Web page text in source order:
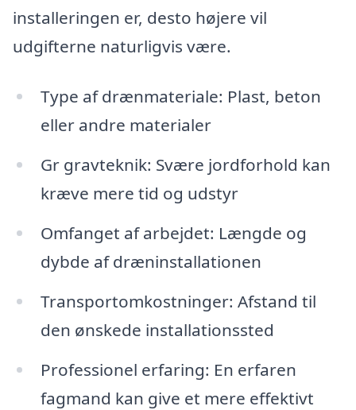
installeringen er, desto højere vil
udgifterne naturligvis være.
Type af drænmateriale: Plast, beton
eller andre materialer
Gr gravteknik: Svære jordforhold kan
kræve mere tid og udstyr
Omfanget af arbejdet: Længde og
dybde af dræninstallationen
Transportomkostninger: Afstand til
den ønskede installationssted
Professionel erfaring: En erfaren
fagmand kan give et mere effektivt